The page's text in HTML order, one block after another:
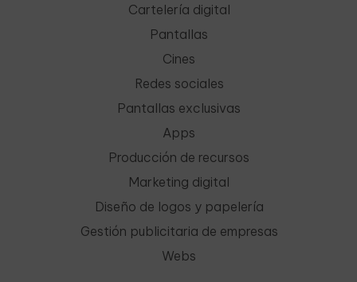
Cartelería digital
Pantallas
Cines
Redes sociales
Pantallas exclusivas
Apps
Producción de recursos
Marketing digital
Diseño de logos y papelería
Gestión publicitaria de empresas
Webs